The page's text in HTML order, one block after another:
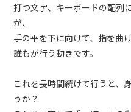
打つ文字、キーボードの配列
が、
手の平を下に向けて、指を曲
誰もが行う動きです。
これを長時間続けて行うと、
うか？